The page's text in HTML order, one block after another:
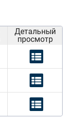
Детальный
просмотр